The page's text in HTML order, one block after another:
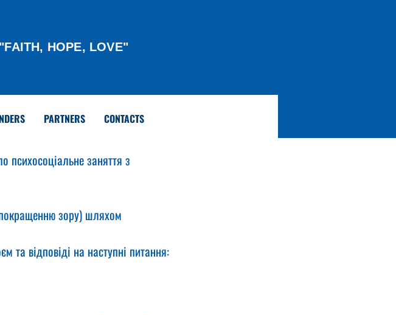
HOPE, LOVE"
PARTNERS CONTACTS
психосоціальне заняття з
зору) шляхом
та відповіді на наступні питання: